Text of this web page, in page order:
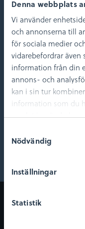
Denna webbplats
Vi använder
och annonserna till
för sociala medier
vidarebefordrar även
information från din
annons- och
kan i sin tur
information som du
samlat in när du har
Nödvändig
Inställningar
Statistik
spännande resa
Docent i arkeologi vid
universitet och forskare på
Om museet